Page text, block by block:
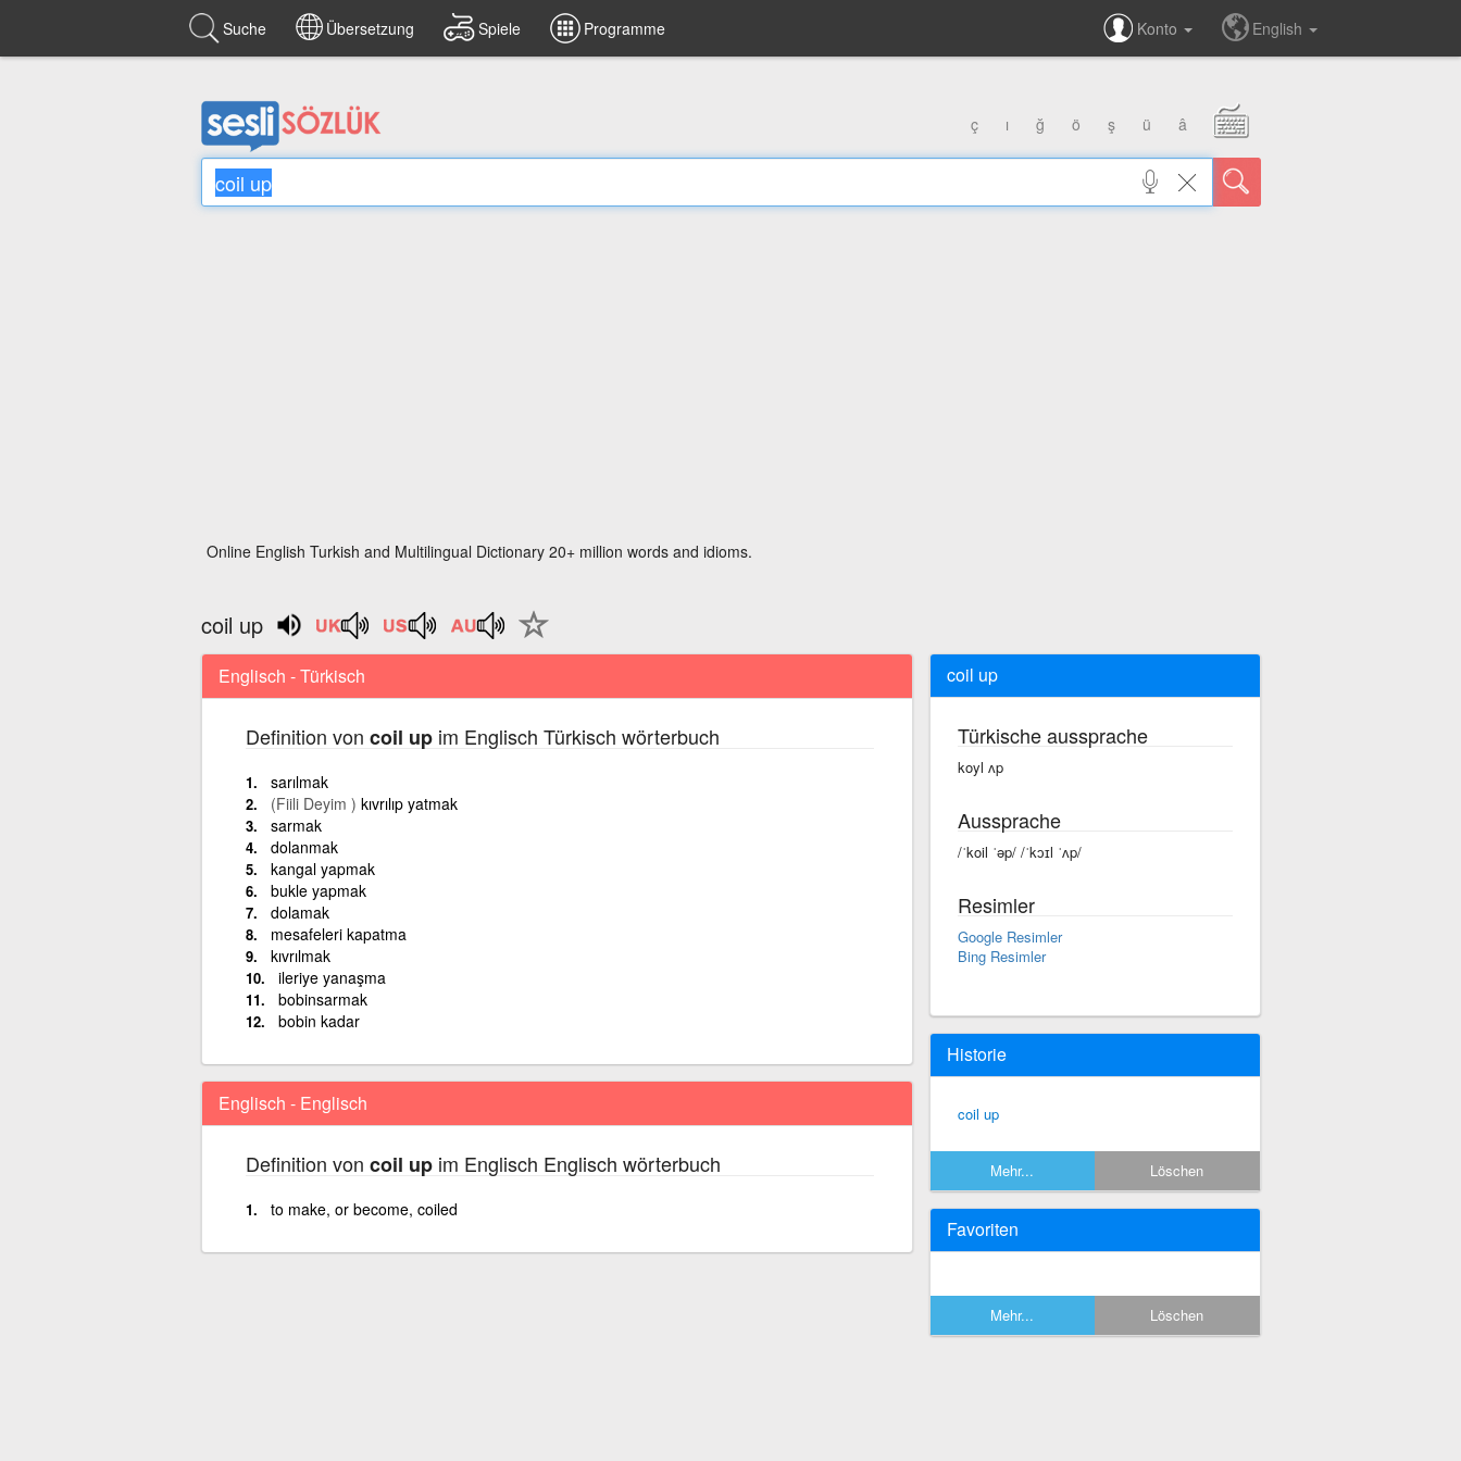
Suche Übersetzung Spiele Programme Konto English
ç ı ğ ö ş ü â
Online English Turkish and Multilingual Dictionary 20+ million words and idioms.
coil up
Englisch - Türkisch
Definition von coil upim Englisch Türkisch wörterbuch
sarılmak
(Fiili Deyim ) kıvrılıp yatmak
sarmak
dolanmak
kangal yapmak
bukle yapmak
dolamak
mesafeleri kapatma
kıvrılmak
ileriye yanaşma
bobinsarmak
bobin kadar
Englisch - Englisch
Definition von coil upim Englisch Englisch wörterbuch
to make, or become, coiled
coil up
Türkische aussprache
koyl ʌp
Aussprache
/ˈkoil ˈəp/ /ˈkɔɪl ˈʌp/
Resimler
Google Resimler
Bing Resimler
Historie
coil up
Mehr... Löschen
Favoriten
Mehr... Löschen